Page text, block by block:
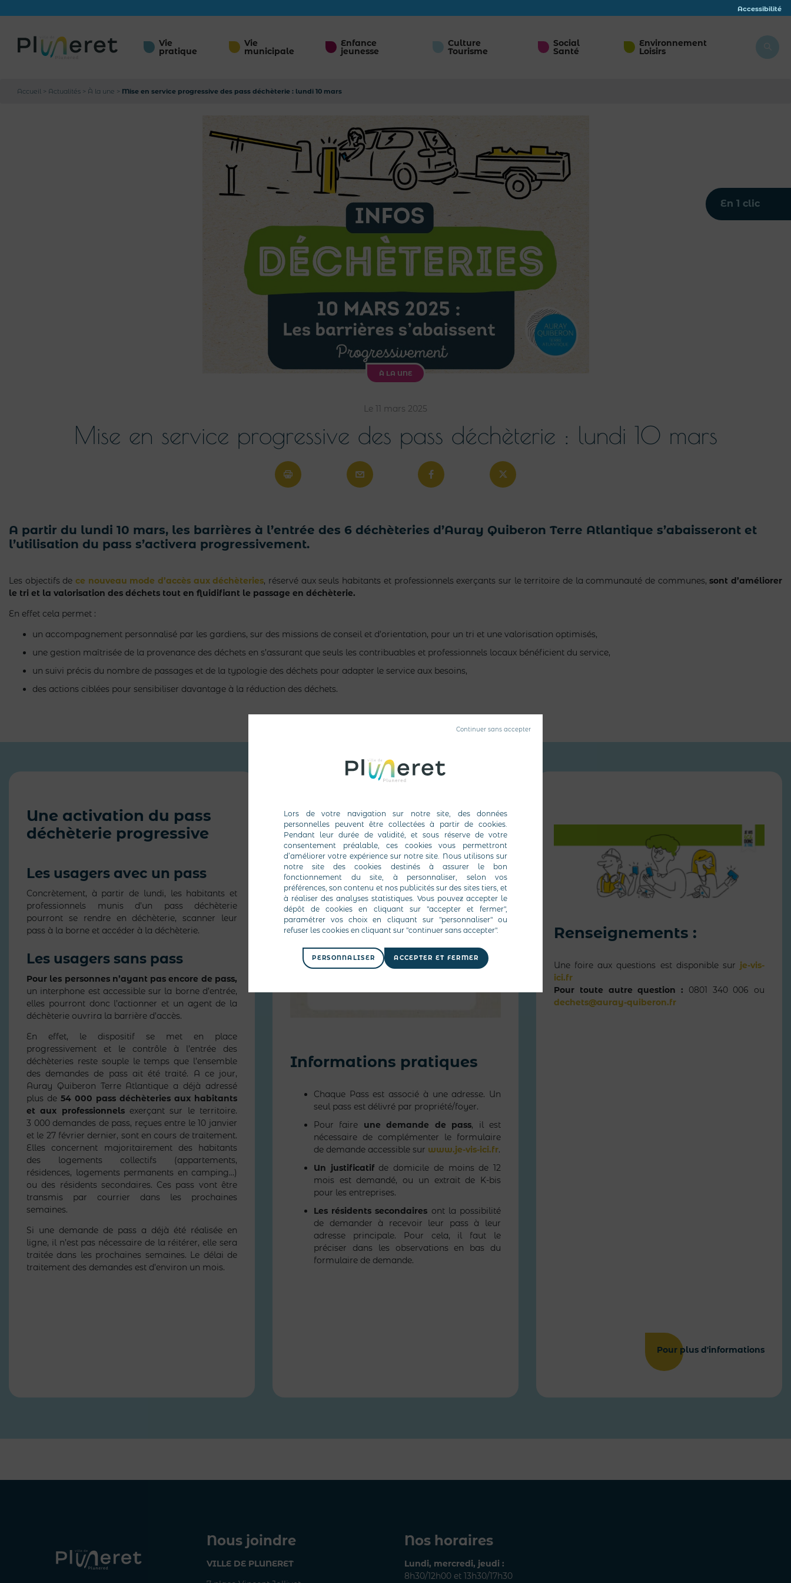
Accessibilité
Vie
pratique
Vie
municipale
Enfance
jeunesse
Culture
Tourisme
Social
Santé
Environnement
Loisirs
En 1 clic
Accueil > Actualités > À la une > Mise en service progressive des pass déchèterie : lundi 10 mars
À LA UNE
Le 11 mars 2025
Mise en service progressive des pass déchèterie : lundi 10 mars
A partir du lundi 10 mars, les barrières à l’entrée des 6 déchèteries d’Auray Quiberon Terre Atlantique s’abaisseront et
l’utilisation du pass s’activera progressivement.
Les objectifs dece nouveau mode d’accès aux déchèteries, réservé aux seuls habitants et professionnels exerçants sur le territoire de la communauté de communes, sont d’améliorer
le tri et la valorisation des déchets tout en fluidifiant le passage en déchèterie.
En effet cela permet :
un accompagnement personnalisé par les gardiens, sur des missions de conseil et d’orientation, pour un tri et une valorisation optimisés,
une gestion maîtrisée de la provenance des déchets en s’assurant que seuls les contribuables et professionnels locaux bénéficient du service,
un suivi précis du nombre de passages et de la typologie des déchets pour adapter le service aux besoins,
des actions ciblées pour sensibiliser davantage à la réduction des déchets.
Une activation du pass
déchèterie progressive
Les usagers avec un pass
Concrètement, à partir de lundi, les habitants et
professionnels munis d’un pass déchèterie
pourront se rendre en déchèterie, scanner leur
pass à la borne et accéder à la déchèterie.
Les usagers sans pass
Pour les personnes n’ayant pas encore de pass,
un interphone est accessible sur la borne d’entrée,
elles pourront donc l’actionner et un agent de la
déchèterie ouvrira la barrière d’accès.
En effet, le dispositif se met en place
progressivement et le contrôle à l’entrée des
déchèteries reste souple le temps que l’ensemble
des demandes de pass ait été traité. A ce jour,
Auray Quiberon Terre Atlantique a déjà adressé
plus de 54 000 pass déchèteries aux habitants
et aux professionnelsexerçant sur le territoire.
3 000 demandes de pass, reçues entre le 10 janvier
et le 27 février dernier, sont en cours de traitement.
Elles concernent majoritairement des habitants
des logements collectifs (appartements,
résidences, logements permanents en camping…)
ou des résidents secondaires. Ces pass vont être
transmis par courrier dans les prochaines
semaines.
Si une demande de pass a déjà été réalisée en
ligne, il n’est pas nécessaire de la réitérer, elle sera
traitée dans les prochaines semaines. Le délai de
traitement des demandes est d’environ un mois.
Informations pratiques
Chaque Pass est associé à une adresse. Un
seul pass est délivré par propriété/foyer.
Pour faire une demande de pass, il est
nécessaire de complémenter le formulaire
de demande accessible sur www.je-vis-ici.fr.
Un justificatifde domicile de moins de 12
mois est demandé, ou un extrait de K-bis
pour les entreprises.
Les résidents secondaires ont la possibilité
de demander à recevoir leur pass à leur
adresse principale. Pour cela, il faut le
préciser dans les observations en bas du
formulaire de demande.
Renseignements :
Une foire aux questions est disponible sur je-vis-
ici.fr
Pour toute autre question : 0801 340 006 ou
dechets@auray-quiberon.fr
Pour plus d'informations
Nous joindre
VILLE DE PLUNERET
Nos horaires
Lundi, mercredi, jeudi :
8h30/12h00 et 13h30/17h30
PERSONNALISER